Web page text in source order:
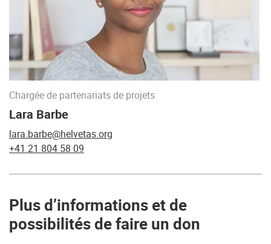
Chargée de partenariats de projets
Lara Barbe
lara.barbe@helvetas.org
+41 21 804 58 09
Plus d’informations et de
possibilités de faire un don